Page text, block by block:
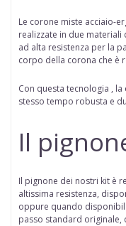
Le corone miste acciaio-
realizzate in due
ad alta resistenza per la
corpo della corona che è
Con questa tecnologia ,
stesso tempo robusta e
Il
Il pignone dei nostri kit è
altissima resistenza,
oppure quando
passo standard originale,